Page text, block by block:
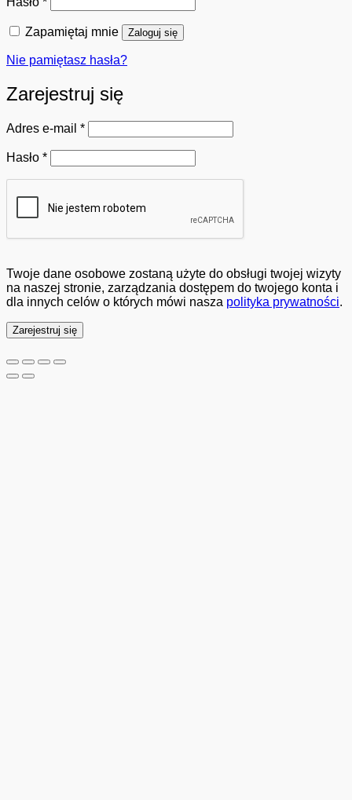
Zapamiętaj mnie Zaloguj się
Nie pamiętasz hasła?
Zarejestruj się
Adres e-mail *Wymagane
Hasło *Wymagane
Twoje dane osobowe zostaną użyte do obsługi twojej wizyty
na naszej stronie, zarządzania dostępem do twojego konta i
dla innych celów o których mówi nasza polityka prywatności.
Zarejestruj się